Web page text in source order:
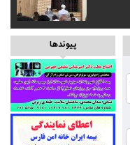
پیوندها